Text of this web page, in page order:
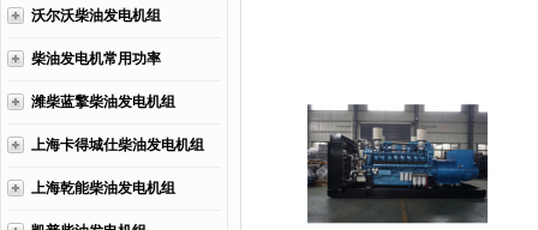
沃尔沃柴油发电机组
柴油发电机常用功率
潍柴蓝擎柴油发电机组
上海卡得城仕柴油发电机组
上海乾能柴油发电机组